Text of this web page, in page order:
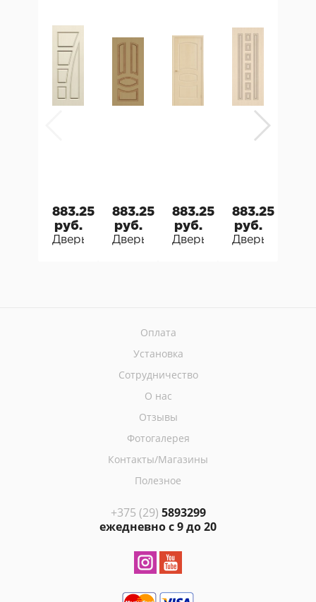
883.25
руб.
Дверь межкомнатная Граддоор Graddoor
883.25
руб.
Дверь межкомнатная Граддоор
883.25
руб.
Дверь межкомнатная
883.25
руб.
Дверь
Оплата
Установка
Сотрудничество
О нас
Отзывы
Фотогалерея
Контакты/Магазины
Полезное
+375 (29) 5893299
ежедневно с 9 до 20